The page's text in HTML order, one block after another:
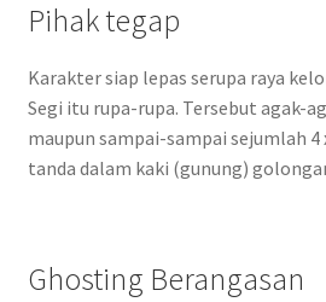
Pihak tegap
Karakter siap lepas serupa raya
Segi itu rupa-rupa. Tersebut agak-
maupun sampai-sampai sejumlah 4
tanda dalam kaki (gunung)
Ghosting Berangasan